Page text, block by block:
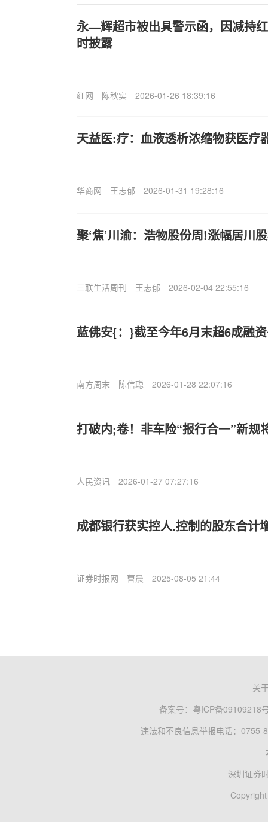
永—辉超市被出具警示函，因减持
时披露
红网 陈秋实 2026-01-26 18:39:16
天益医:疗：血液透析浓缩物获医疗
华商网 王志郁 2026-01-31 19:28:16
聚‘焦’川渝：浩物股份周!涨幅居川
三联生活周刊 王志郁 2026-02-04 22:55:16
蓝佛安{：}截至今年6月末超6成融
南方周末 陈信聪 2026-01-28 22:07:16
打破内;卷！非车险“报行合一”新规
人民资讯 2026-01-27 07:27:16
成都银行获实控人.控制的股东合计
证券时报网 曹晨 2025-08-05 21:44
关
备案号： 粤ICP备09109218
违法和不良信息举报电话：0755-
深圳证券